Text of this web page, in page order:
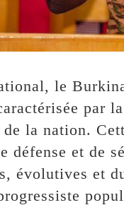
le
par
la nation.
défense et de
évolutives et